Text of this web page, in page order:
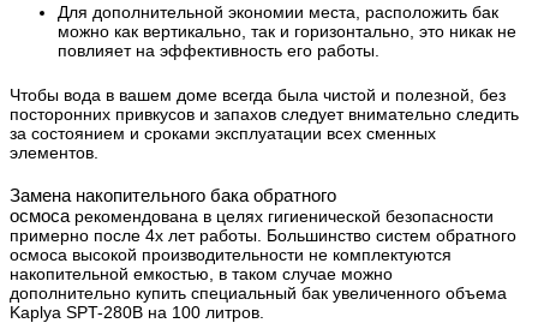
Для дополнительной экономии места, расположить бак
можно как вертикально, так и горизонтально, это никак не
повлияет на эффективность его работы.
Чтобы вода в вашем доме всегда была чистой и полезной, без
посторонних привкусов и запахов следует внимательно следить
за состоянием и сроками эксплуатации всех сменных
элементов.
Замена накопительного бака обратного
осмоса рекомендована в целях гигиенической безопасности
примерно после 4х лет работы. Большинство систем обратного
осмоса высокой производительности не комплектуются
накопительной емкостью, в таком случае можно
дополнительно купить специальный бак увеличенного объема
Kaplya SPT-280B на 100 литров.